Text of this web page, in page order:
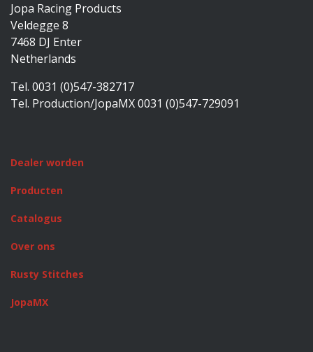
Jopa Racing Products
Veldegge 8
7468 DJ Enter
Netherlands
Tel. 0031 (0)547-382717
Tel. Production/JopaMX 0031 (0)547-729091
Dealer worden
Producten
Catalogus
Over ons
Rusty Stitches
JopaMX